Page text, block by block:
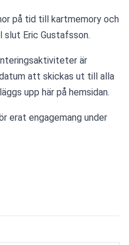
på tid till kartmemory och
Eric Gustafsson.
är
att skickas ut till alla
upp här på hemsidan.
erat engagemang under